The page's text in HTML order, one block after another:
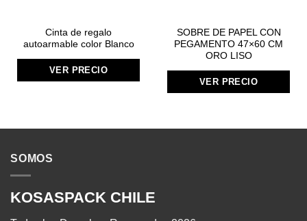
Cinta de regalo
autoarmable color Blanco
VER PRECIO
SOBRE DE PAPEL CON
PEGAMENTO 47×60 CM
ORO LISO
VER PRECIO
SOMOS
KOSASPACK CHILE